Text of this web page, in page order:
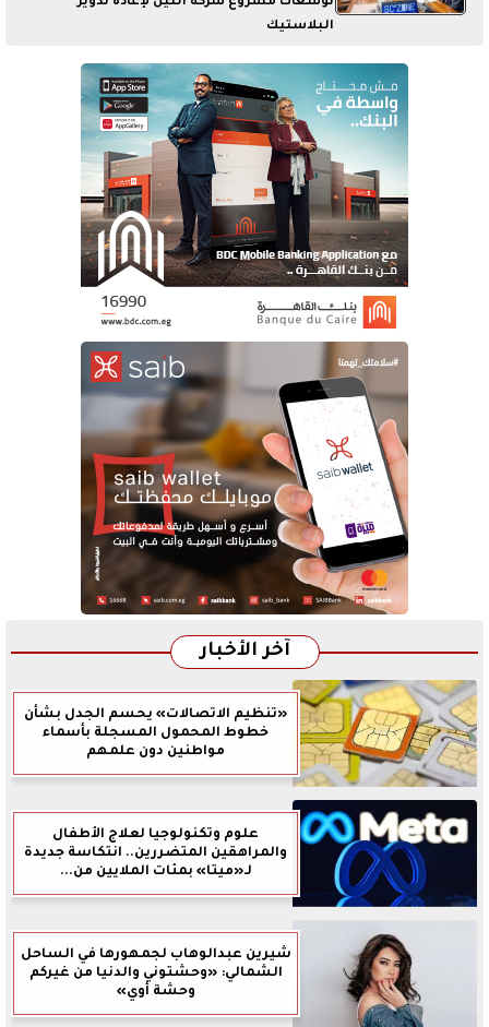
توسعات مشروع شركة النيل لإعادة تدوير
البلاستيك
آخر الأخبار
«تنظيم الاتصالات» يحسم الجدل بشأن
خطوط المحمول المسجلة بأسماء
مواطنين دون علمهم
علوم وتكنولوجيا لعلاج الأطفال
والمراهقين المتضررين.. انتكاسة جديدة
لـ«ميتا» بمئات الملايين من...
شيرين عبدالوهاب لجمهورها في الساحل
الشمالي: «وحشتوني والدنيا من غيركم
وحشة أوي»